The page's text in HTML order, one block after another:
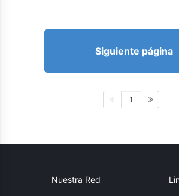
Siguiente página
1
Nuestra Red